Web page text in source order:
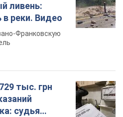
ливень:
в реки. Видео
Франковскую
тыс. грн
судья